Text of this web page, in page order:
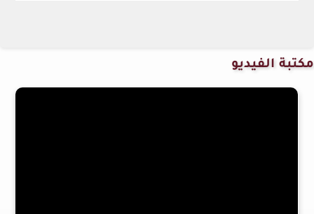
مكتبة الفيديو